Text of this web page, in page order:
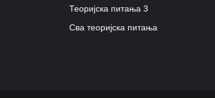
Теоријска питања 3
Сва теоријска питања